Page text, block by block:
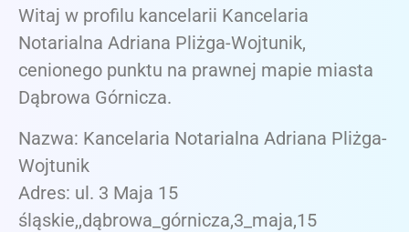
Witaj w profilu kancelarii Kancelaria
Notarialna Adriana Pliżga-Wojtunik,
cenionego punktu na prawnej mapie miasta
Dąbrowa Górnicza.
Nazwa: Kancelaria Notarialna Adriana Pliżga-
Wojtunik
Adres: ul. 3 Maja 15
śląskie,,dąbrowa_górnicza,3_maja,15